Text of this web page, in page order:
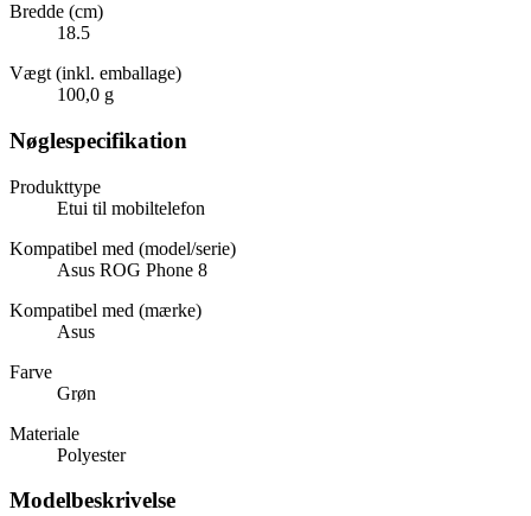
Bredde (cm)
18.5
Vægt (inkl. emballage)
100,0 g
Nøglespecifikation
Produkttype
Etui til mobiltelefon
Kompatibel med (model/serie)
Asus ROG Phone 8
Kompatibel med (mærke)
Asus
Farve
Grøn
Materiale
Polyester
Modelbeskrivelse